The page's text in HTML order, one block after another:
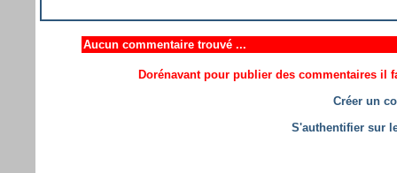
Aucun commentaire trouvé ...
Dorénavant pour publier des commentaires il
Créer un
S'authentifier sur